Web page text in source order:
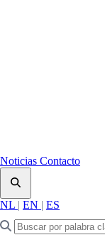
Noticias Contacto
NL | EN | ES